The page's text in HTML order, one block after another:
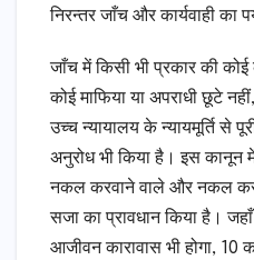
निरन्तर जाँच और कार्यवाही का
जाँच में किसी भी प्रकार की कोई
कोई माफिया या अपराधी छूटे
उच्च न्यायालय के न्यायमूर्ति से
अनुरोध भी किया है। इस कानून में
नकल करवाने वाले और नकल
सजा का प्रावधान किया है।
आजीवन कारावास भी होगा, 10